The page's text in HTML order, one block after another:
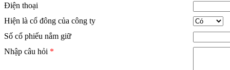
Điện thoại
Hiện là cổ đông của công ty
Số cổ phiếu nắm giữ
Nhập câu hỏi *